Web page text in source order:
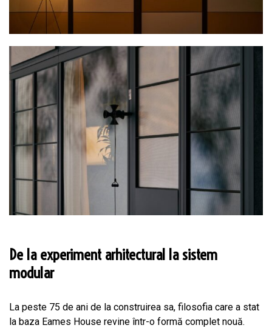
De la experiment arhitectural la sistem
modular
La peste 75 de ani de la construirea sa, filosofia care a stat
la baza Eames House revine într-o formă complet nouă.